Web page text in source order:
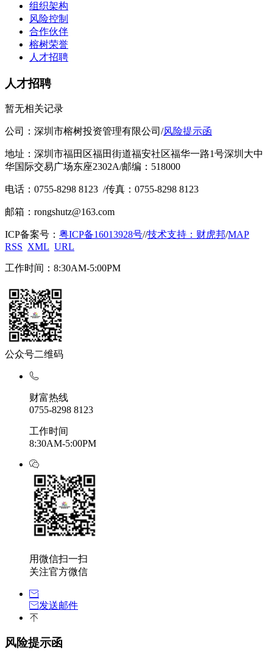
组织架构
风险控制
合作伙伴
榕树荣誉
人才招聘
人才招聘
暂无相关记录
公司：深圳市榕树投资管理有限公司 /风险提示函
地址：深圳市福田区福田街道福安社区福华一路1号深圳大中
华国际交易广场东座2302A/邮编：518000
电话：0755-8298 8123 /传真：0755-8298 8123
邮箱：rongshutz@163.com
ICP备案号： 粤ICP备16013928号//技术支持：财虎邦/MAP
RSS XML URL
工作时间：8:30AM-5:00PM
公众号二维码
财富热线
0755-8298 8123
工作时间
8:30AM-5:00PM
用微信扫一扫
关注官方微信
发送邮件
风险提示函